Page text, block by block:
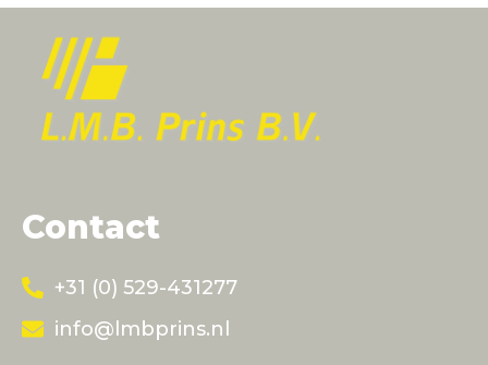
Contact
+31 (0) 529-431277
info@lmbprins.nl